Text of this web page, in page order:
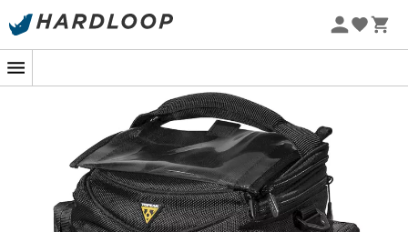
Promos d'été 🔥 -5 % EXTRA dès 2 produits* code Summer5
-5% Extra - Code Summer5